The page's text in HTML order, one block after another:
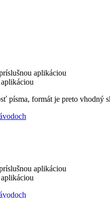
aplikáciou
písma, formát je preto vhodný
aplikáciou